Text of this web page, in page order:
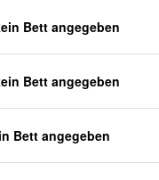
Bett angegeben
Bett angegeben
Bett angegeben